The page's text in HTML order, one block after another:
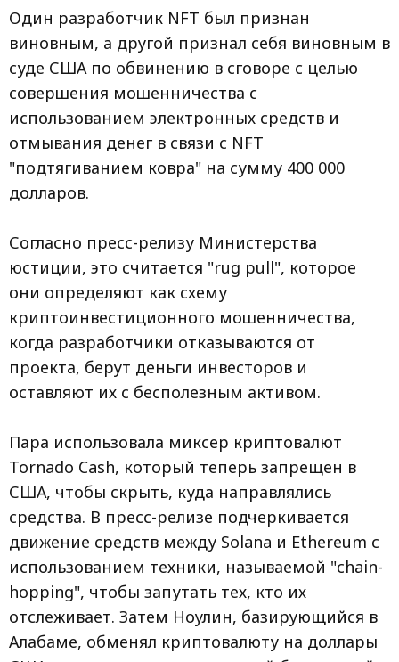
Один разработчик NFT был признан
виновным, а другой признал себя виновным в
суде США по обвинению в сговоре с целью
совершения мошенничества с
использованием электронных средств и
отмывания денег в связи с NFT
"подтягиванием ковра" на сумму 400 000
долларов.
Согласно пресс-релизу Министерства
юстиции, это считается "rug pull", которое
они определяют как схему
криптоинвестиционного мошенничества,
когда разработчики отказываются от
проекта, берут деньги инвесторов и
оставляют их с бесполезным активом.
Пара использовала миксер криптовалют
Tornado Cash, который теперь запрещен в
США, чтобы скрыть, куда направлялись
средства. В пресс-релизе подчеркивается
движение средств между Solana и Ethereum с
использованием техники, называемой "chain-
hopping", чтобы запутать тех, кто их
отслеживает. Затем Ноулин, базирующийся в
Алабаме, обменял криптовалюту на доллары